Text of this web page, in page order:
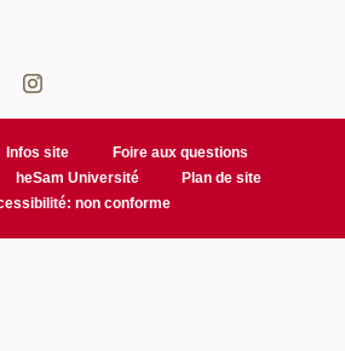
Infos site
Foire aux questions
heSam Université
Plan de site
non conforme